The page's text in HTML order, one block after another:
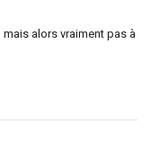
alors vraiment pas à